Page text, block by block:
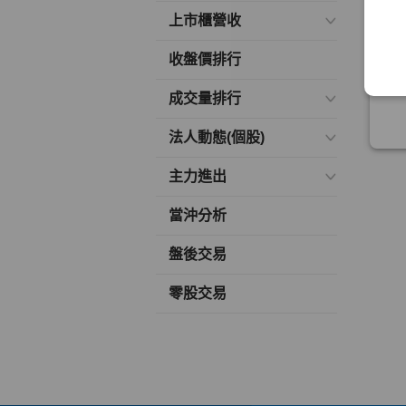
上市櫃營收
收盤價排行
成交量排行
法人動態(個股)
主力進出
當沖分析
盤後交易
零股交易